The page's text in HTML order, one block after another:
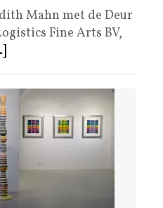
Mahn met de Deur
Fine Arts BV,